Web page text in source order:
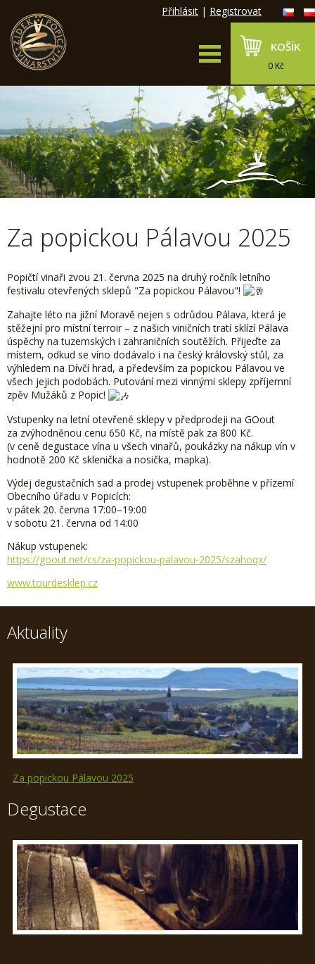
Přihlásit | Registrovat
KOŠÍK
0 Kč
Za popickou Pálavou 2025
Popičtí vinaři zvou 21. června 2025 na druhý ročník letního
festivalu otevřených sklepů "Za popickou Pálavou"!
Zahajte léto na jižní Moravě nejen s odrůdou Pálava, která je
stěžejní pro místní terroir – z našich viničních tratí sklízí Pálava
úspěchy na tuzemských i zahraničních soutěžích. Přijeďte za
místem, odkud se víno dodávalo i na český královský stůl, za
výhledem na Dívčí hrad, a především za popickou Pálavou ve
všech jejich podobách. Putování mezi vinnými sklepy zpříjemní
zpěv Mužáků z Popic!
Vstupenky na letní otevřené sklepy v předprodeji na GOout
za zvýhodněnou cenu 650 Kč, na místě pak za 800 Kč.
(v ceně degustace vína u všech vinařů, poukázky na nákup vín v
hodnotě 200 Kč sklenička a nosička, mapka).
Výdej degustačních sad a prodej vstupenek proběhne v přízemí
Obecního úřadu v Popicích:
v pátek 20. června 17:00–19:00
v sobotu 21. června od 14:00
Nákup vstupenek:
https://goout.net/cs/za-popickou-palavou-2025/szahoqx/
www.tourdesklep.cz
Aktuality
Za popickou Pálavou 2025
Degustace